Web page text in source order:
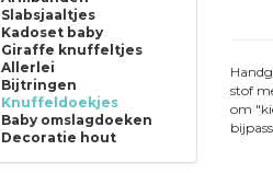
stof
om
Slabsjaaltjes
Kadoset baby
Giraffe knuffeltjes
Allerlei
Bijtringen
Knuffeldoekjes
Baby omslagdoeken
Decoratie hout